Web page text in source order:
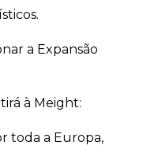
a Expansão
à Meight:
toda a Europa,